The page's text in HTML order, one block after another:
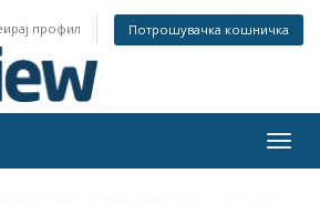
профил Потрошувачка кошничка